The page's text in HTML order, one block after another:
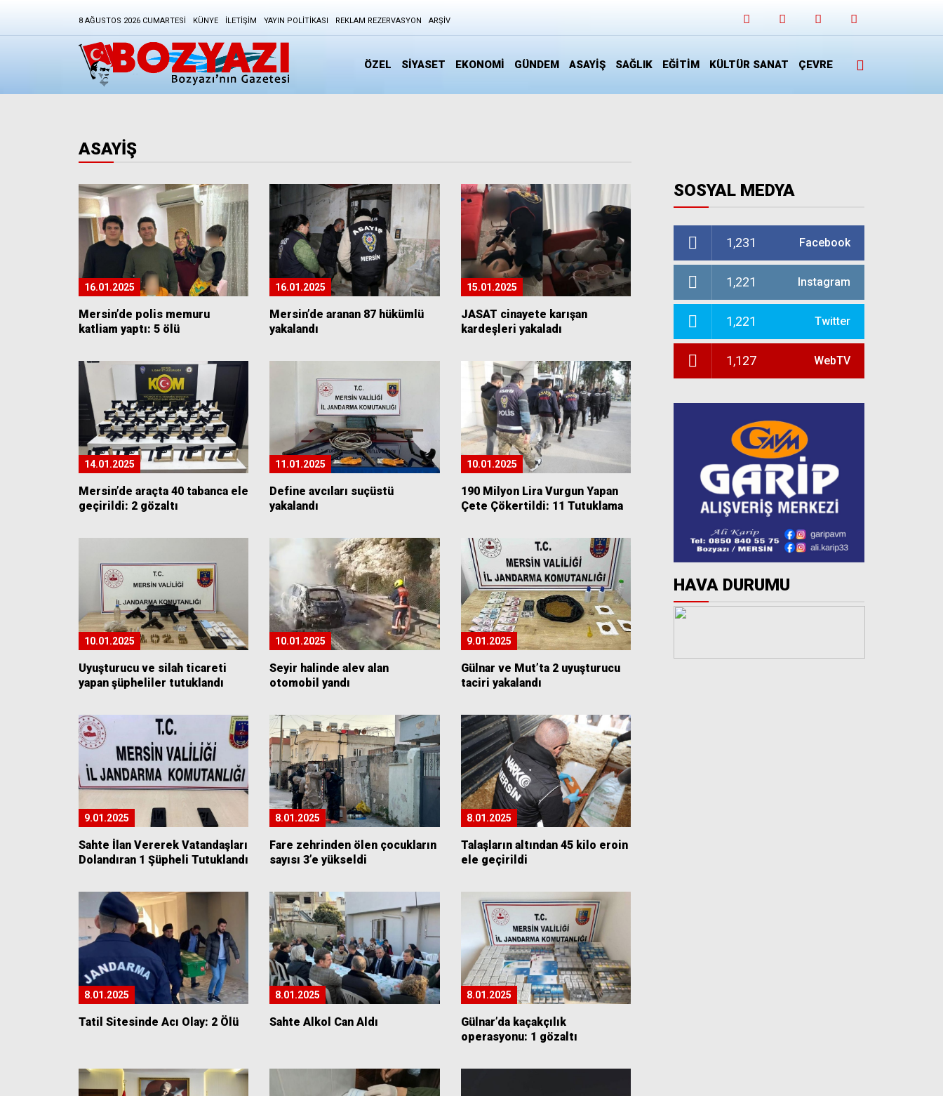
8 AĞUSTOS 2026 CUMARTESI KÜNYE İLETIŞIM YAYIN POLITIKASI REKLAM REZERVASYON ARŞIV
ÖZEL SİYASET EKONOMİ GÜNDEM ASAYİŞ SAĞLIK EĞİTİM KÜLTÜR SANAT ÇEVRE
ASAYİŞ
16.01.2025
Mersin’de polis memuru
katliam yaptı: 5 ölü
16.01.2025
Mersin’de aranan 87 hükümlü
yakalandı
15.01.2025
JASAT cinayete karışan
kardeşleri yakaladı
14.01.2025
Mersin’de araçta 40 tabanca ele
geçirildi: 2 gözaltı
11.01.2025
Define avcıları suçüstü
yakalandı
10.01.2025
190 Milyon Lira Vurgun Yapan
Çete Çökertildi: 11 Tutuklama
10.01.2025
Uyuşturucu ve silah ticareti
yapan şüpheliler tutuklandı
10.01.2025
Seyir halinde alev alan
otomobil yandı
9.01.2025
Gülnar ve Mut’ta 2 uyuşturucu
taciri yakalandı
9.01.2025
Sahte İlan Vererek Vatandaşları
Dolandıran 1 Şüpheli Tutuklandı
8.01.2025
Fare zehrinden ölen çocukların
sayısı 3’e yükseldi
8.01.2025
Talaşların altından 45 kilo eroin
ele geçirildi
8.01.2025
Tatil Sitesinde Acı Olay: 2 Ölü
8.01.2025
Sahte Alkol Can Aldı
8.01.2025
Gülnar’da kaçakçılık
operasyonu: 1 gözaltı
SOSYAL MEDYA
1,231 Facebook
1,221 Instagram
1,221 Twitter
1,127 WebTV
HAVA DURUMU